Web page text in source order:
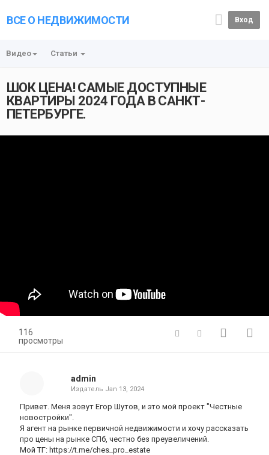
ВСЕ О НЕДВИЖИМОСТИ Вход
Видео Статьи
ШОК ЦЕНА! САМЫЕ ДОСТУПНЫЕ
КВАРТИРЫ 2024 ГОДА В САНКТ-
ПЕТЕРБУРГЕ.
116
просмотры
admin
Издатель Jan 13, 2024
Привет. Меня зовут Егор Шутов, и это мой проект "Честные
новостройки".
Я агент на рынке первичной недвижимости и хочу рассказать
про цены на рынке СПб, честно без преувеличений.
Мой ТГ: https://t.me/ches_pro_estate